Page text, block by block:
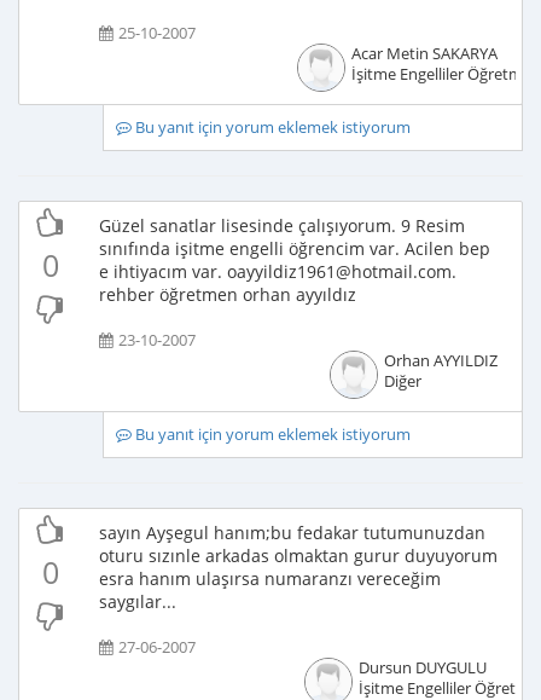
25-10-2007
Acar Metin SAKARYA
İşitme Engelliler
Bu yanıt için yorum eklemek istiyorum
0
Güzel sanatlar lisesinde çalışıyorum. 9 Resim
sınıfında işitme engelli öğrencim var. Acilen bep
e ihtiyacım var. oayyildiz1961@hotmail.com.
rehber öğretmen orhan ayyıldız
23-10-2007
Orhan AYYILDIZ
Diğer
Bu yanıt için yorum eklemek istiyorum
0
sayın Ayşegul hanım;bu fedakar tutumunuzdan
oturu sızınle arkadas olmaktan gurur duyuyorum
esra hanım ulaşırsa numaranzı vereceğim
saygılar...
27-06-2007
Dursun DUYGULU
İşitme Engelliler